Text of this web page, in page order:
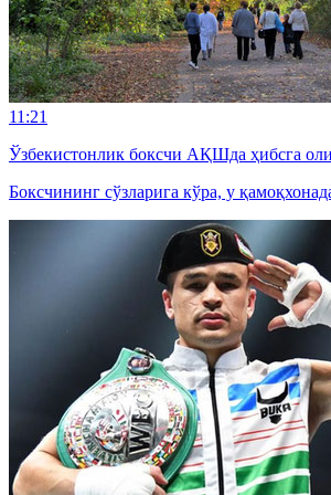
11:21
Ўзбекистонлик боксчи АҚШда ҳибсга
Боксчининг сўзларига кўра, у